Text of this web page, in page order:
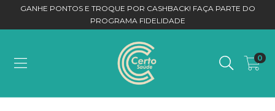
GANHE PONTOS E TROQUE POR CASHBACK! FAÇA PARTE DO
PROGRAMA FIDELIDADE
0